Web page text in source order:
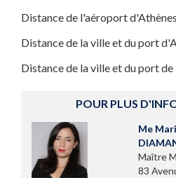
Distance de l'aéroport
Distance de la ville et du port
Distance de la ville et du port
POUR PLUS
Me
Maître
83